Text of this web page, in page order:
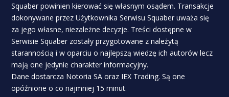
Squaber powinien kierować się własnym osądem. Transakcje
dokonywane przez Użytkownika Serwisu Squaber uważa się
za jego własne, niezależne decyzje. Treści dostępne w
Serwisie Squaber zostały przygotowane z należytą
starannością i w oparciu o najlepszą wiedzę ich autorów lecz
mają one jedynie charakter informacyjny.
Dane dostarcza Notoria SA oraz IEX Trading. Są one
opóźnione o co najmniej 15 minut.